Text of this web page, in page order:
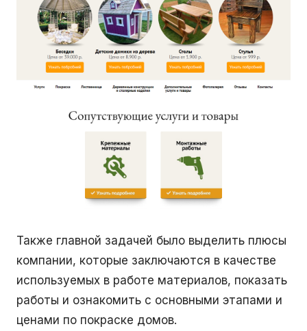
Также главной задачей было выделить плюсы
компании, которые заключаются в качестве
используемых в работе материалов, показать
работы и ознакомить с основными этапами и
ценами по покраске домов.